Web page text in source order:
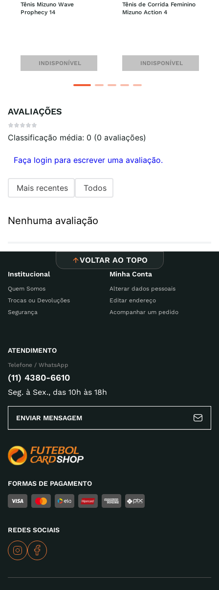
Tênis Mizuno Wave
Prophecy 14
INDISPONÍVEL
Tênis de Corrida Feminino
Mizuno Action 4
INDISPONÍVEL
AVALIAÇÕES
Classificação média: 0 (0 avaliações)
Faça login para escrever uma avaliação.
Mais recentes Todos
Nenhuma avaliação
VOLTAR AO TOPO
Institucional
Quem Somos
Trocas ou Devoluções
Segurança
Minha Conta
Alterar dados pessoais
Editar endereço
Acompanhar um pedido
ATENDIMENTO
Telefone / WhatsApp
(11) 4380-6610
Seg. à Sex., das 10h às 18h
ENVIAR MENSAGEM
FORMAS DE PAGAMENTO
REDES SOCIAIS